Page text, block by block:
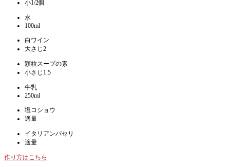
小1/2個
水
100ml
白ワイン
大さじ2
顆粒スープの素
小さじ1.5
牛乳
250ml
塩コショウ
適量
イタリアンパセリ
適量
作り方はこちら